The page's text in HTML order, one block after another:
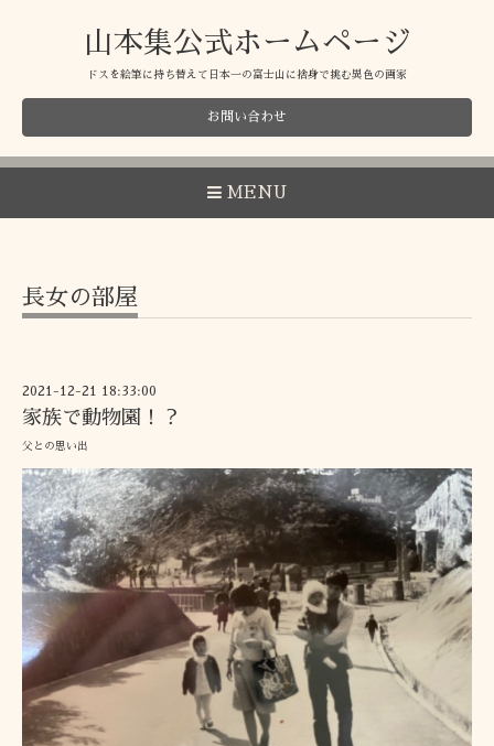
山本集公式ホームページ
ドスを絵筆に持ち替えて日本一の富士山に捨身で挑む異色の画家
お問い合わせ
MENU
長女の部屋
2021-12-21 18:33:00
家族で動物園！？
父との思い出